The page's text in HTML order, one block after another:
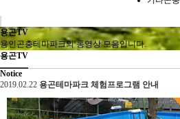
용곤TV
용인곤충테마파크의 동영상 모음입니다.
용곤TV
Notice
2019.02.22 용곤테마파크 체험프로그램 안내